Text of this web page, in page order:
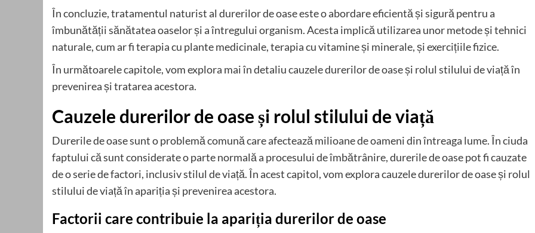
În concluzie, tratamentul naturist al durerilor de oase este o abordare eficientă și sigură pentru a
îmbunătății sănătatea oaselor și a întregului organism. Acesta implică utilizarea unor metode și tehnici
naturale, cum ar fi terapia cu plante medicinale, terapia cu vitamine și minerale, și exercițiile fizice.
În următoarele capitole, vom explora mai în detaliu cauzele durerilor de oase și rolul stilului de viață în
prevenirea și tratarea acestora.
Cauzele durerilor de oase și rolul stilului de viață
Durerile de oase sunt o problemă comună care afectează milioane de oameni din întreaga lume. În ciuda
faptului că sunt considerate o parte normală a procesului de îmbătrânire, durerile de oase pot fi cauzate
de o serie de factori, inclusiv stilul de viață. În acest capitol, vom explora cauzele durerilor de oase și rolul
stilului de viață în apariția și prevenirea acestora.
Factorii care contribuie la apariția durerilor de oase